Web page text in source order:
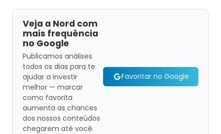
Veja a Nord com
mais frequência
no Google
Publicamos análises
todos os dias para te
ajudar a investir
melhor — marcar
como favorita
aumenta as chances
dos nossos conteúdos
chegarem até você.
Favoritar no Google